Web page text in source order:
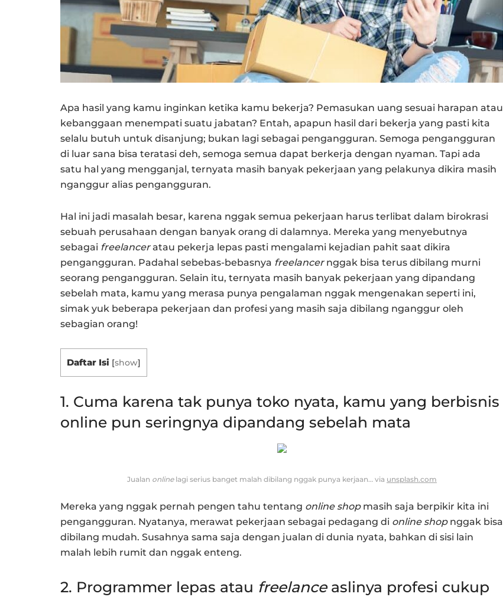
Apa hasil yang kamu inginkan ketika kamu bekerja? Pemasukan uang sesuai harapan atau
kebanggaan menempati suatu jabatan? Entah, apapun hasil dari bekerja yang pasti kita
selalu butuh untuk disanjung; bukan lagi sebagai pengangguran. Semoga pengangguran
di luar sana bisa teratasi deh, semoga semua dapat berkerja dengan nyaman. Tapi ada
satu hal yang mengganjal, ternyata masih banyak pekerjaan yang pelakunya dikira masih
nganggur alias pengangguran.
Hal ini jadi masalah besar, karena nggak semua pekerjaan harus terlibat dalam birokrasi
sebuah perusahaan dengan banyak orang di dalamnya. Mereka yang menyebutnya
sebagai freelanceratau pekerja lepas pasti mengalami kejadian pahit saat dikira
pengangguran. Padahal sebebas-bebasnya freelancernggak bisa terus dibilang murni
seorang pengangguran. Selain itu, ternyata masih banyak pekerjaan yang dipandang
sebelah mata, kamu yang merasa punya pengalaman nggak mengenakan seperti ini,
simak yuk beberapa pekerjaan dan profesi yang masih saja dibilang nganggur oleh
sebagian orang!
Daftar Isi [show]
1. Cuma karena tak punya toko nyata, kamu yang berbisnis
online pun seringnya dipandang sebelah mata
Jualan onlinelagi serius banget malah dibilang nggak punya kerjaan… via unsplash.com
Mereka yang nggak pernah pengen tahu tentang online shopmasih saja berpikir kita ini
pengangguran. Nyatanya, merawat pekerjaan sebagai pedagang di online shopnggak bisa
dibilang mudah. Susahnya sama saja dengan jualan di dunia nyata, bahkan di sisi lain
malah lebih rumit dan nggak enteng.
2. Programmer lepas atau freelanceaslinya profesi cukup